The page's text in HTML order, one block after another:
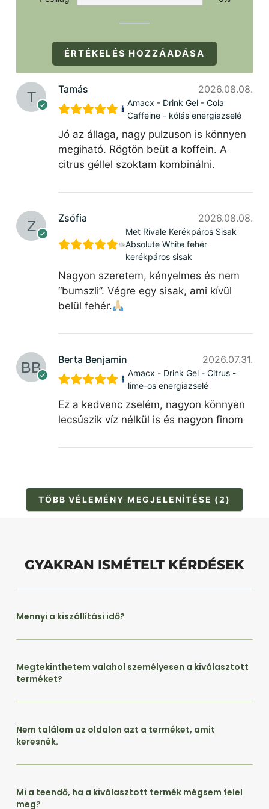
ÉRTÉKELÉS HOZZÁADÁSA
Tamás 2026.08.08.
Amacx - Drink Gel - Cola
Caffeine - kólás energiazselé
Jó az állaga, nagy pulzuson is könnyen
megiható. Rögtön beüt a koffein. A
citrus géllel szoktam kombinálni.
Zsófia 2026.08.08.
Met Rivale Kerékpáros Sisak
Absolute White fehér
kerékpáros sisak
Nagyon szeretem, kényelmes és nem
“bumszli”. Végre egy sisak, ami kívül
belül fehér.
Berta Benjamin 2026.07.31.
Amacx - Drink Gel - Citrus -
lime-os energiazselé
Ez a kedvenc zselém, nagyon könnyen
lecsúszik víz nélkül is és nagyon finom
TÖBB VÉLEMÉNY MEGJELENÍTÉSE (2)
GYAKRAN ISMÉTELT KÉRDÉSEK
Mennyi a kiszállítási idő?
Megtekinthetem valahol személyesen a kiválasztott
terméket?
Nem találom az oldalon azt a terméket, amit
keresnék.
Mi a teendő, ha a kiválasztott termék mégsem felel
meg?